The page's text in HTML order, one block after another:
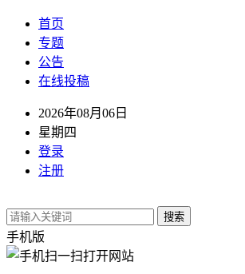
首页
专题
公告
在线投稿
2026年08月06日
星期四
登录
注册
搜索
手机版